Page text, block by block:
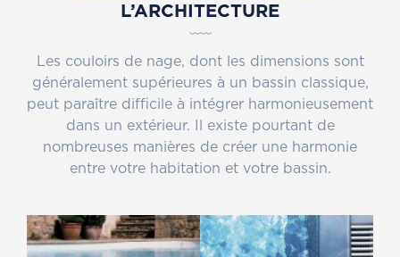
L’ARCHITECTURE
Les couloirs de nage, dont les dimensions sont
généralement supérieures à un bassin classique,
peut paraître difficile à intégrer harmonieusement
dans un extérieur. Il existe pourtant de
nombreuses manières de créer une harmonie
entre votre habitation et votre bassin.